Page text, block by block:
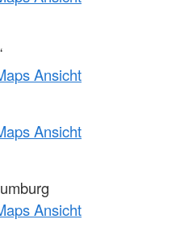
Ansicht
Ansicht
Ansicht